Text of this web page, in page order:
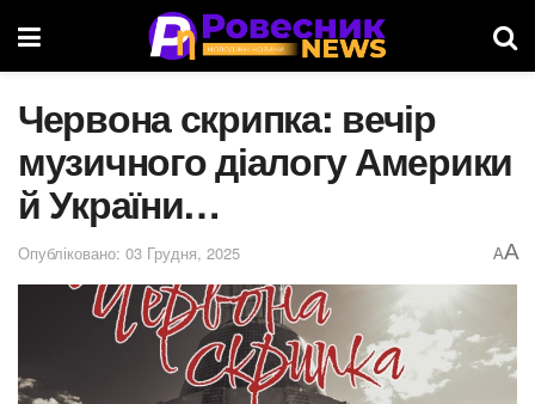
Червона скрипка: вечір
музичного діалогу Америки
й України…
Опубліковано: 03 Грудня, 2025 AA